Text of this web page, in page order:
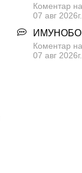
Коментар
07 авг
Коментар
07 авг